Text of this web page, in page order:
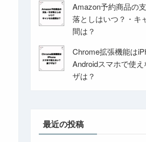
Amazon予約商品の
落としはいつ？・キ
間は？
Chrome拡張機能は
Androidスマホで使
ザは？
最近の投稿